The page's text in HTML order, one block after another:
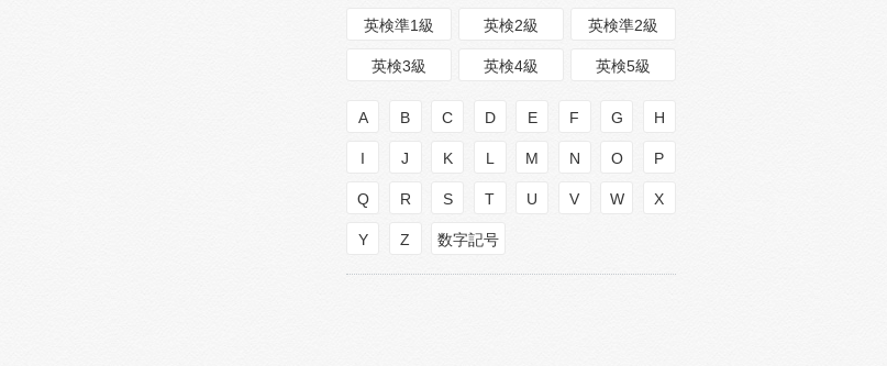
英検準1級 英検2級 英検準2級
英検3級 英検4級 英検5級
A B C D E F G H
I J K L M N O P
Q R S T U V W X
Y Z 数字記号